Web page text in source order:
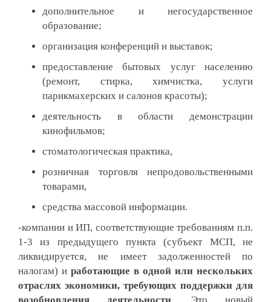
дополнительное и негосударственное
образование;
организация конференций и выставок;
предоставление бытовых услуг населению
(ремонт, стирка, химчистка, услуги
парикмахерских и салонов красоты);
деятельность в области демонстрации
кинофильмов;
стоматологическая практика,
розничная торговля непродовольственными
товарами,
средства массовой информации.
-компании и ИП, соответствующие требованиям п.п.
1-3 из предыдущего пункта (субъект МСП, не
ликвидируется, не имеет задолженностей по
налогам) и работающие в одной или нескольких
отраслях экономики, требующих поддержки для